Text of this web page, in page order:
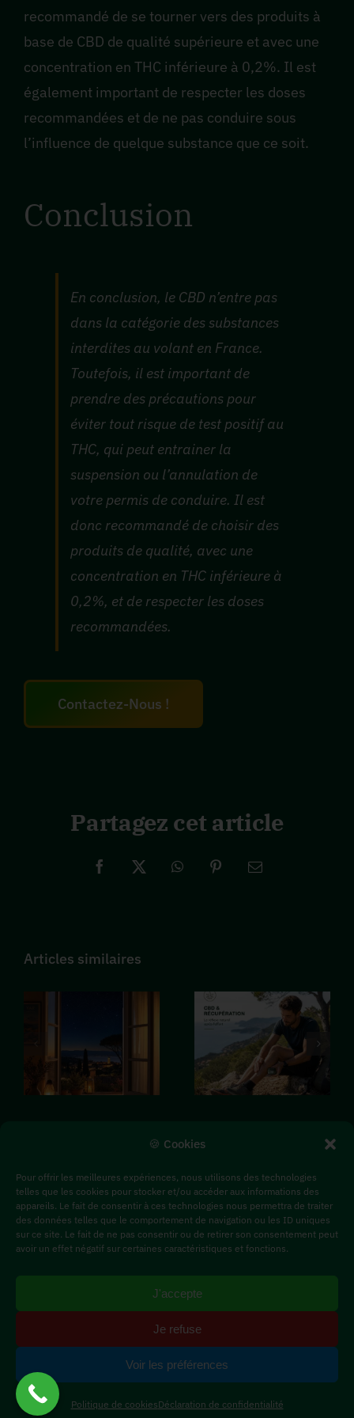
🍪 Cookies
Pour offrir les meilleures expériences, nous utilisons des technologies
telles que les cookies pour stocker et/ou accéder aux informations des
appareils. Le fait de consentir à ces technologies nous permettra de traiter
des données telles que le comportement de navigation ou les ID uniques
sur ce site. Le fait de ne pas consentir ou de retirer son consentement peut
avoir un effet négatif sur certaines caractéristiques et fonctions.
J'accepte
Je refuse
Voir les préférences
Politique de cookiesDéclaration de confidentialité
recommandé de se tourner vers des produits à
base de CBD de qualité supérieure et avec une
concentration en THC inférieure à 0,2%. Il est
également important de respecter les doses
recommandées et de ne pas conduire sous
l’influence de quelque substance que ce soit.
Conclusion
En conclusion, le CBD n’entre pas
dans la catégorie des substances
interdites au volant en France.
Toutefois, il est important de
prendre des précautions pour
éviter tout risque de test positif au
THC, qui peut entrainer la
suspension ou l’annulation de
votre permis de conduire. Il est
donc recommandé de choisir des
produits de qualité, avec une
concentration en THC inférieure à
0,2%, et de respecter les doses
recommandées.
Contactez-Nous !
Partagez cet article
Facebook
X WhatsAppPinterestEmail
Articles similaires
CBD et
comment
mieux
dormir
var
allié
naturel
contre
les
musculaires
sport
Le CBD Shop Les CBD 24/7
Les Produits CBD
Les Actus CBD
Mentions Légales
de Confidentialité|Grindé par Jeff Concept
Tous nos produits respectent la loi française, avec un
taux de THC inférieur au niveau légal (moins de 0,3% de
THC).